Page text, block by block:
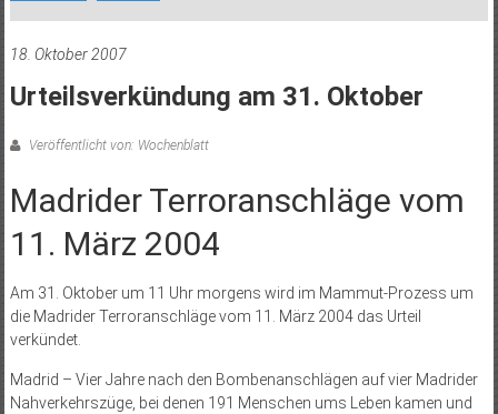
18. Oktober 2007
Urteilsverkündung am 31. Oktober
Veröffentlicht von: Wochenblatt
Madrider Terroranschläge vom
11. März 2004
Am 31. Oktober um 11 Uhr morgens wird im Mammut-Prozess um
die Madrider Terroranschläge vom 11. März 2004 das Urteil
verkündet.
Madrid – Vier Jahre nach den Bombenanschlägen auf vier Madrider
Nahverkehrszüge, bei denen 191 Menschen ums Leben kamen und